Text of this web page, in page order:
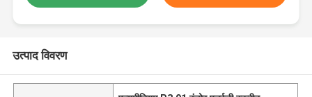
उत्पाद विवरण